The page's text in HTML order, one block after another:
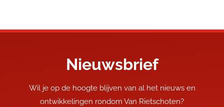
Nieuwsbrief
Wil je op de hoogte blijven van al het nieuws en
ontwikkelingen rondom Van Rietschoten?